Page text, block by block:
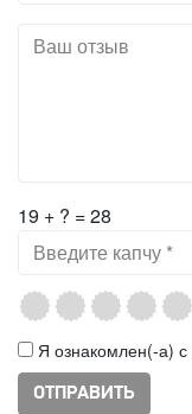
19 + ? = 28
Я ознакомлен(-а) с